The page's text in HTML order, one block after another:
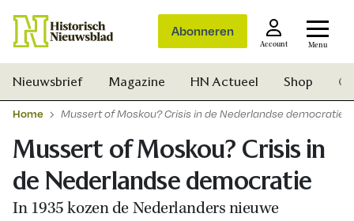
Abonneren
Account Menu
Nieuwsbrief Magazine HN Actueel Shop
Home Mussert of Moskou? Crisis in de Nederlandse democratie
Mussert of Moskou? Crisis in
de Nederlandse democratie
In 1935 kozen de Nederlanders nieuwe